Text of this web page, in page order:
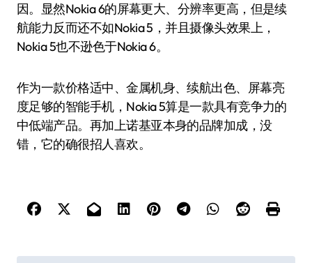
因。显然Nokia 6的屏幕更大、分辨率更高，但是续
航能力反而还不如Nokia 5，并且摄像头效果上，
Nokia 5也不逊色于Nokia 6。
作为一款价格适中、金属机身、续航出色、屏幕亮
度足够的智能手机，Nokia 5算是一款具有竞争力的
中低端产品。再加上诺基亚本身的品牌加成，没
错，它的确很招人喜欢。